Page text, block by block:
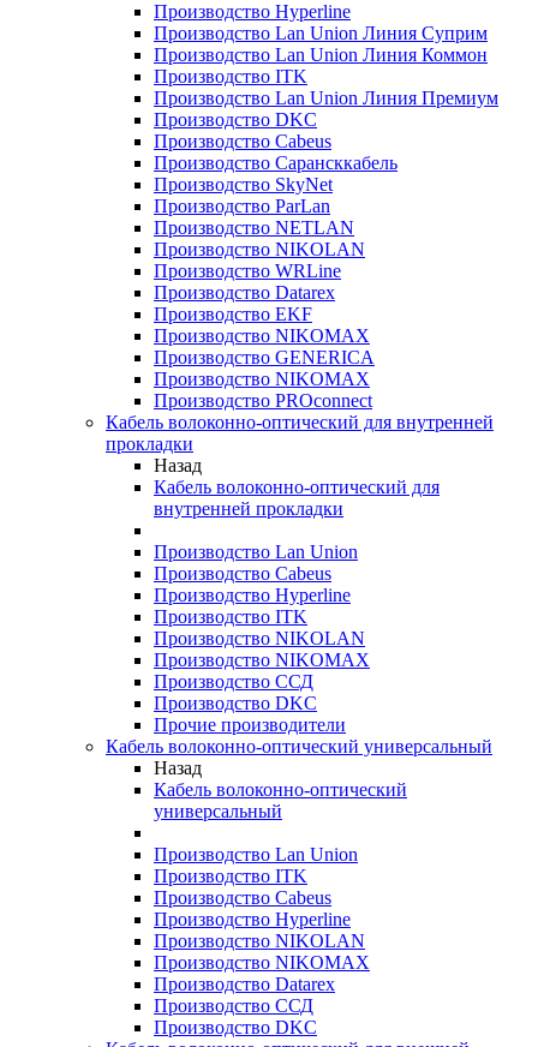
Производство Hyperline
Производство Lan Union Линия Суприм
Производство Lan Union Линия Коммон
Производство ITK
Производство Lan Union Линия Премиум
Производство DKC
Производство Cabeus
Производство Сарансккабель
Производство SkyNet
Производство ParLan
Производство NETLAN
Производство NIKOLAN
Производство WRLine
Производство Datarex
Производство EKF
Производство NIKOMAX
Производство GENERICA
Производство NIKOMAX
Производство PROconnect
Кабель волоконно-оптический для внутренней
прокладки
Назад
Кабель волоконно-оптический для
внутренней прокладки
Производство Lan Union
Производство Cabeus
Производство Hyperline
Производство ITK
Производство NIKOLAN
Производство NIKOMAX
Производство ССД
Производство DKC
Прочие производители
Кабель волоконно-оптический универсальный
Назад
Кабель волоконно-оптический
универсальный
Производство Lan Union
Производство ITK
Производство Cabeus
Производство Hyperline
Производство NIKOLAN
Производство NIKOMAX
Производство Datarex
Производство ССД
Производство DKC